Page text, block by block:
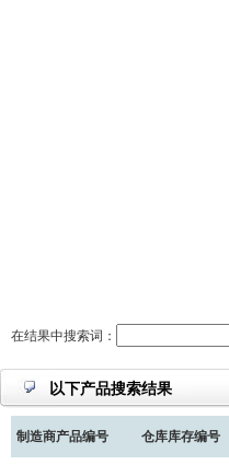
在结果中搜索词：
以下产品搜索结果
制造商产品编号 仓库库存编号